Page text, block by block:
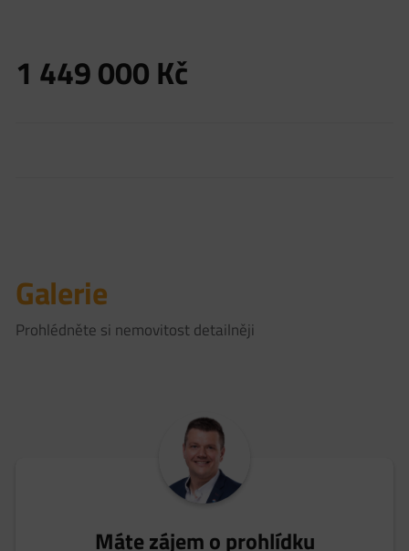
1 449 000Kč
Galerie
Prohlédněte si nemovitost detailněji
Máte zájem o prohlídku